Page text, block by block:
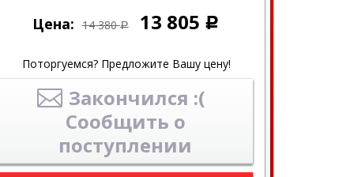
Цена: 14 380 Р 13 805 Р
Поторгуемся? Предложите Вашу цену!
Закончился :(
Сообщить о
поступлении